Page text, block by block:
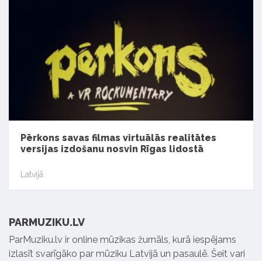
Pērkons savas filmas virtuālās realitātes
versijas izdošanu nosvin Rīgas lidostā
Latvijā
PARMUZIKU.LV
ParMuziku.lv ir online mūzikas žurnāls, kurā iespējams
izlasīt svarīgāko par mūziku Latvijā un pasaulē. Šeit vari